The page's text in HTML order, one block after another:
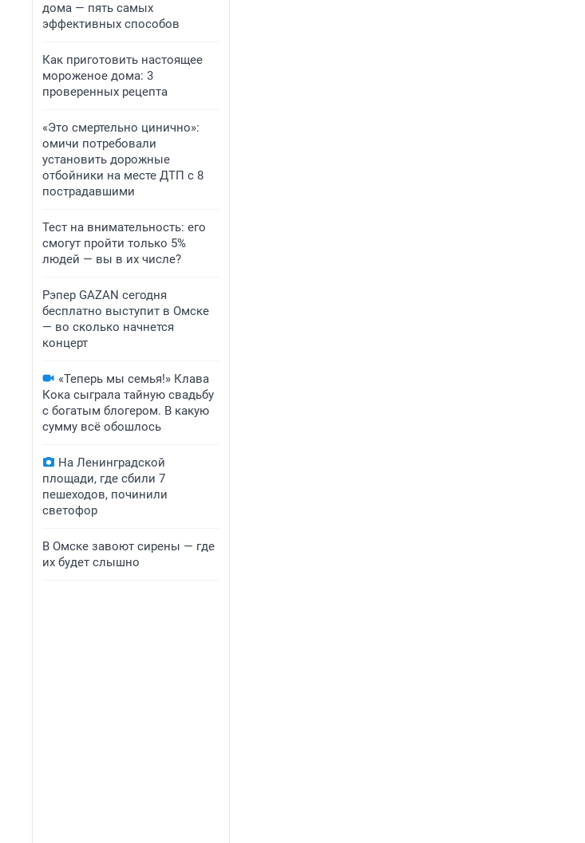
дома — пять самых
эффективных способов
Как приготовить настоящее
мороженое дома: 3
проверенных рецепта
«Это смертельно цинично»:
омичи потребовали
установить дорожные
отбойники на месте ДТП с 8
пострадавшими
Тест на внимательность: его
смогут пройти только 5%
людей — вы в их числе?
Рэпер GAZAN сегодня
бесплатно выступит в Омске
— во сколько начнется
концерт
«Теперь мы семья!» Клава
Кока сыграла тайную свадьбу
с богатым блогером. В какую
сумму всё обошлось
На Ленинградской
площади, где сбили 7
пешеходов, починили
светофор
В Омске завоют сирены — где
их будет слышно